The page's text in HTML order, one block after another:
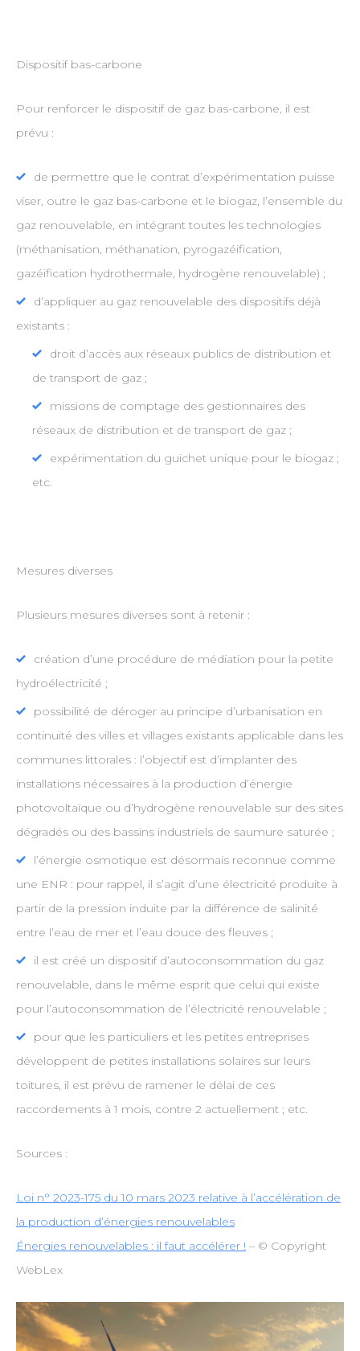
Dispositif bas-carbone
Pour renforcer le dispositif de gaz bas-carbone, il est
prévu :
de permettre que le contrat d’expérimentation puisse
viser, outre le gaz bas-carbone et le biogaz, l’ensemble du
gaz renouvelable, en intégrant toutes les technologies
(méthanisation, méthanation, pyrogazéification,
gazéification hydrothermale, hydrogène renouvelable) ;
d’appliquer au gaz renouvelable des dispositifs déjà
existants :
droit d’accès aux réseaux publics de distribution et
de transport de gaz ;
missions de comptage des gestionnaires des
réseaux de distribution et de transport de gaz ;
expérimentation du guichet unique pour le biogaz ;
etc.
Mesures diverses
Plusieurs mesures diverses sont à retenir :
création d’une procédure de médiation pour la petite
hydroélectricité ;
possibilité de déroger au principe d’urbanisation en
continuité des villes et villages existants applicable dans les
communes littorales : l’objectif est d’implanter des
installations nécessaires à la production d’énergie
photovoltaïque ou d’hydrogène renouvelable sur des sites
dégradés ou des bassins industriels de saumure saturée ;
l’énergie osmotique est désormais reconnue comme
une ENR : pour rappel, il s’agit d’une électricité produite à
partir de la pression induite par la différence de salinité
entre l’eau de mer et l’eau douce des fleuves ;
il est créé un dispositif d’autoconsommation du gaz
renouvelable, dans le même esprit que celui qui existe
pour l’autoconsommation de l’électricité renouvelable ;
pour que les particuliers et les petites entreprises
développent de petites installations solaires sur leurs
toitures, il est prévu de ramener le délai de ces
raccordements à 1 mois, contre 2 actuellement ; etc.
Sources :
Loi n° 2023-175 du 10 mars 2023 relative à l’accélération de
la production d’énergies renouvelables
Énergies renouvelables : il faut accélérer !– © Copyright
WebLex